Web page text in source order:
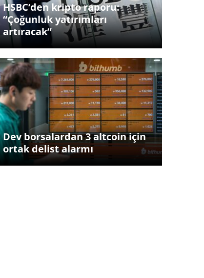
HSBC’den kripto raporu:
“Çoğunluk yatırımları
artıracak”
Dev borsalardan 3 altcoin için
ortak delist alarmı